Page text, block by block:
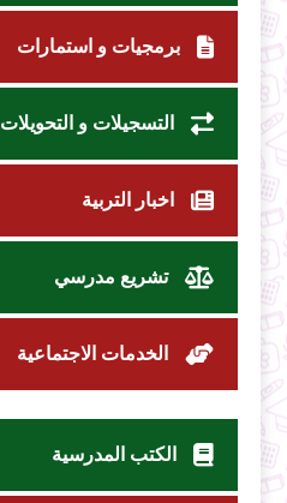
برمجيات و استمارات
التسجيلات و التحويلات
اخبار التربية
تشريع مدرسي
الخدمات الاجتماعية
الكتب المدرسية